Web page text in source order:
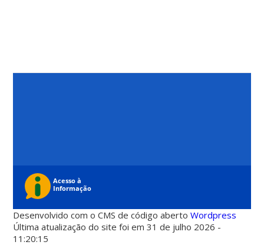
Desenvolvido com o CMS de código abertoWordpress
Última atualização do site foi em 31 de julho 2026 -
11:20:15